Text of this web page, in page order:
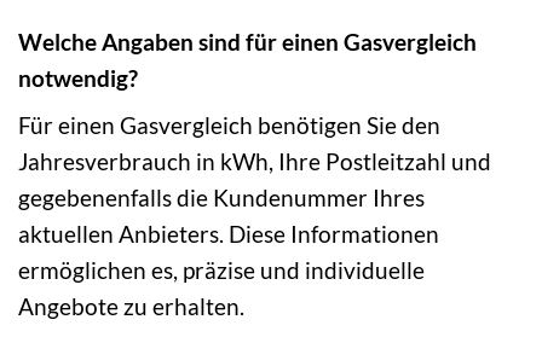
Welche Angaben sind für einen Gasvergleich
notwendig?
Für einen Gasvergleich benötigen Sie den
Jahresverbrauch in kWh, Ihre Postleitzahl und
gegebenenfalls die Kundenummer Ihres
aktuellen Anbieters. Diese Informationen
ermöglichen es, präzise und individuelle
Angebote zu erhalten.